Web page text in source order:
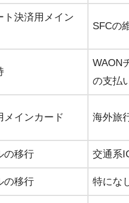
ト決済用メイン
SFCの
WAON
の支払
メインカード 海外旅
の移行 交通系
の移行 特にな